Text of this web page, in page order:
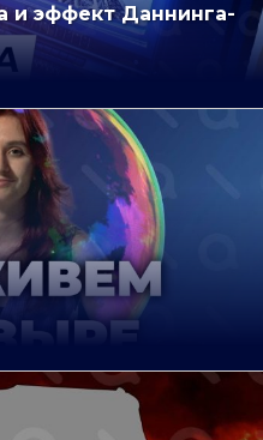
и эффект Даннинга-